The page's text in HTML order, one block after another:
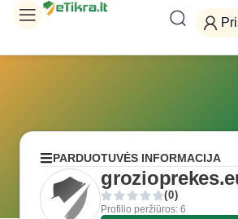
PARDUOTUVĖS INFORMACIJA
(0)
Profilio peržiūros: 6